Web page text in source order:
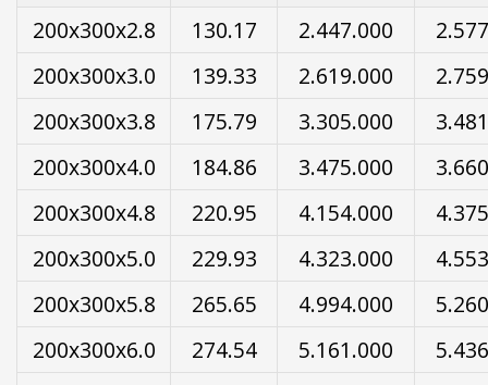
200x300x2.8 130.17 2.447.000
200x300x3.0
139.33 2.619.000
200x300x3.8
175.79 3.305.000
200x300x4.0
184.86 3.475.000
200x300x4.8
220.95 4.154.000
200x300x5.0
229.93 4.323.000
200x300x5.8
265.65 4.994.000
200x300x6.0
274.54 5.161.000